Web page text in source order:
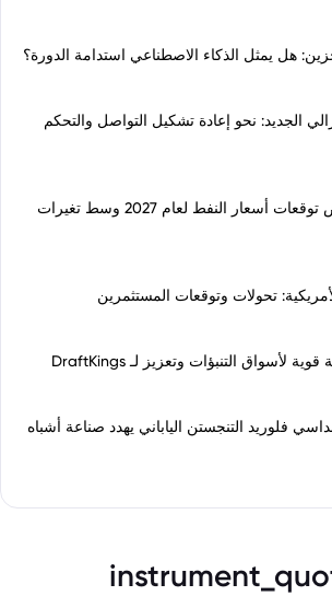
هل يمثل الذكاء الاصطناعي استدامة الدورة؟
الجديد: نحو إعادة تشكيل التواصل والتحكم
جولدمان ساكس يخفض توقعات أسعار النفط لعام 2027 وسط تغيرات
تحولات وتوقعات المستثمرين
فلوريد التنجستن الياباني يهدد صناعة أشباه